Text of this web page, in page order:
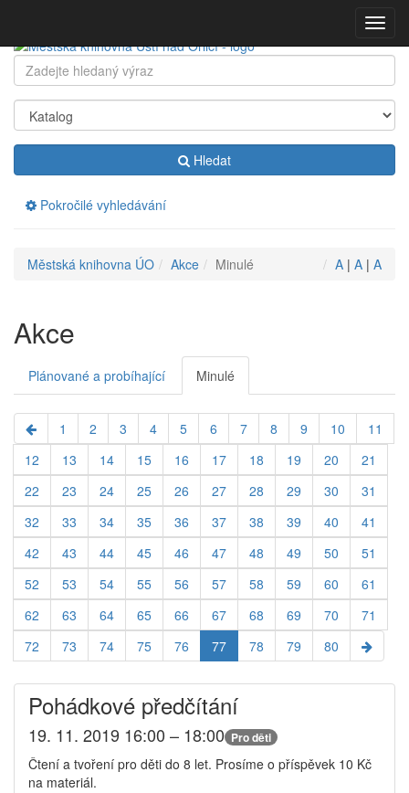
menu
Klávesové
zkratky
tomto
webu
rozšířené
Hledat:
Hledat
Pokročilé vyhledávání
Drobečková
Městská knihovna ÚO Akce Minulé A | A | A
Akce
Plánované a probíhající Minulé
1 2 3 4 5 6 7 8 9 10
11
12
13 14 15 16 17 18 19 20
21
22
23 24 25 26 27 28 29 30
31
32
33 34 35 36 37 38 39 40
41
42
43 44 45 46 47 48 49 50
51
52
53 54 55 56 57 58 59 60
61
62
63 64 65 66 67 68 69 70
71
72
73 74 75 76 77 78 79 80
Pohádkové předčítání
19. 11. 2019 16:00 – 18:00 Pro děti
Čtení a tvoření pro děti do 8 let. Prosíme o příspěvek 10 Kč
na materiál.